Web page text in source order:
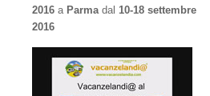
2016 a Parma dal 10-18 settembre
2016